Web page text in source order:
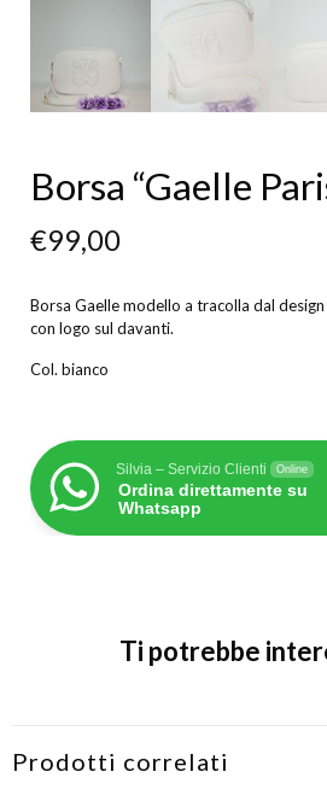
Borsa “Gaelle
€99,00
Borsa Gaelle modello a tracolla dal
con logo sul davanti.
Col. bianco
Silvia – Servizio Clienti Online
Ordina direttamente su
Whatsapp
Ti potrebbe
Prodotti correlati